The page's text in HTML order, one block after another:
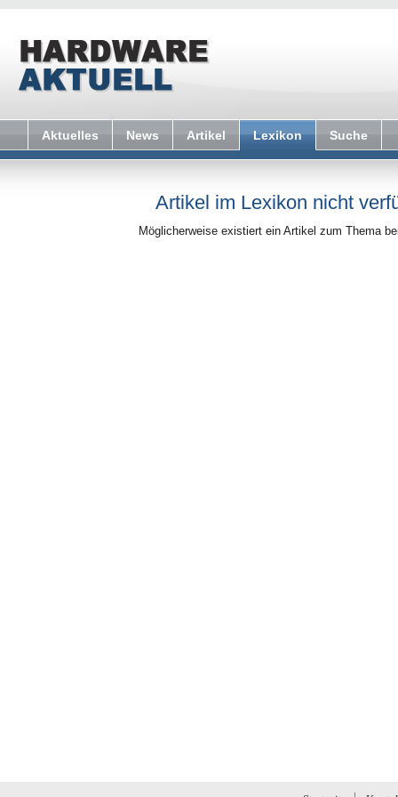
Aktuelles News Artikel Lexikon Suche
Artikel im Lexikon nicht
Möglicherweise existiert ein Artikel zum Thema